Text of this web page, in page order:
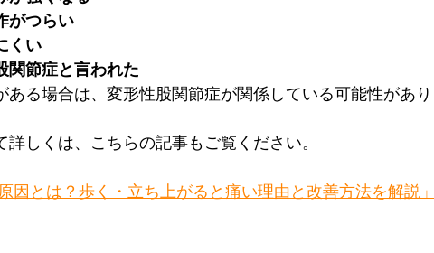
がつらい
くい
関節症と言われた
ある場合は、変形性股関節症が関係している可能性があ
詳しくは、こちらの記事もご覧ください。
因とは？歩く・立ち上がると痛い理由と改善方法を解説